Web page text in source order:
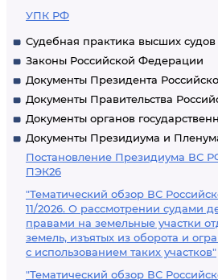
УПК РФ
Судебная практика высших
Законы Российской Федерации
Документы Президента
Документы Правительства
Документы органов
Документы Президиума и
Постановление Президиума ВС
ПЭК26
"Тематический обзор ВС
11/2026. О рассмотрении судами
правами на земельные участки
земель, изъятых из оборота и
с использованием таких участков"
"Тематический обзор ВС